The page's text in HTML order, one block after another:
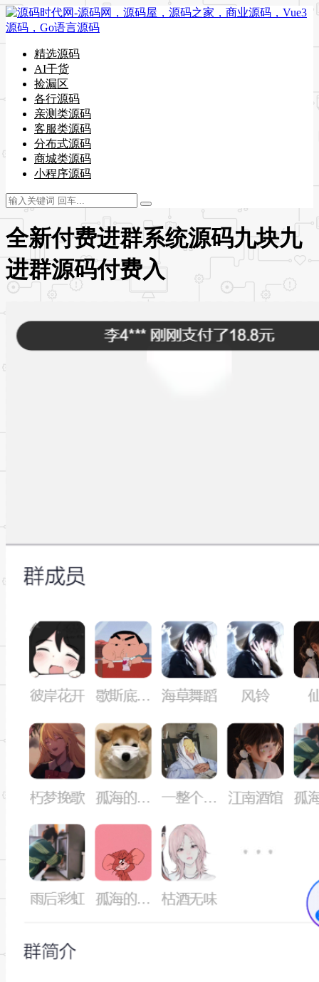
精选源码
AI干货
捡漏区
各行源码
亲测类源码
客服类源码
分布式源码
商城类源码
小程序源码
全新付费进群系统源码九块九
进群源码付费入